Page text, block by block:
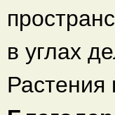
в углах